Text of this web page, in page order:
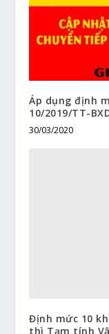
Áp dụng định
10/2019/TT-
30/03/2020
Định mức 10
thì Tạm tính